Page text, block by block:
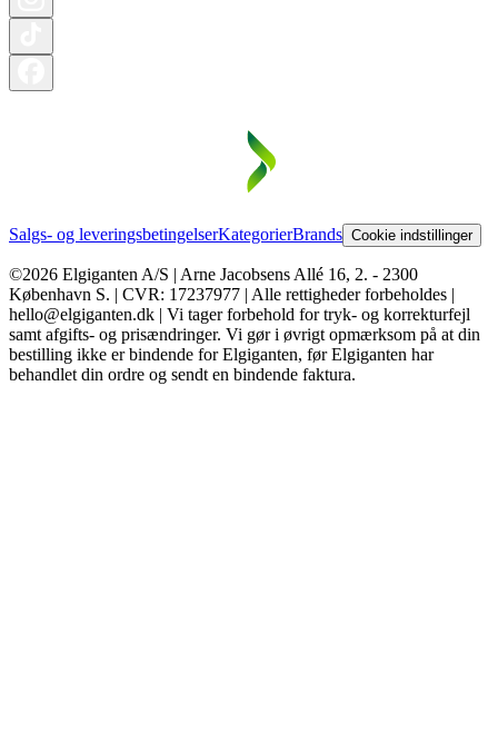
Salgs- og leveringsbetingelserKategorierBrands Cookie indstillinger
©2026 Elgiganten A/S | Arne Jacobsens Allé 16, 2. - 2300
København S. | CVR: 17237977 | Alle rettigheder forbeholdes |
hello@elgiganten.dk | Vi tager forbehold for tryk- og korrekturfejl
samt afgifts- og prisændringer. Vi gør i øvrigt opmærksom på at din
bestilling ikke er bindende for Elgiganten, før Elgiganten har
behandlet din ordre og sendt en bindende faktura.